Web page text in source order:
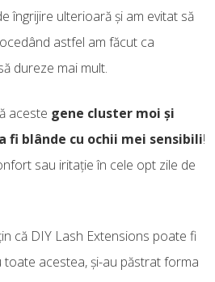
îngrijire ulterioară și am evitat să
astfel am făcut ca
dureze mai mult.
aceste gene cluster moi și
fi blânde cu ochii mei sensibili!
sau iritație în cele opt zile de
că DIY Lash Extensions poate fi
toate acestea, și-au păstrat forma